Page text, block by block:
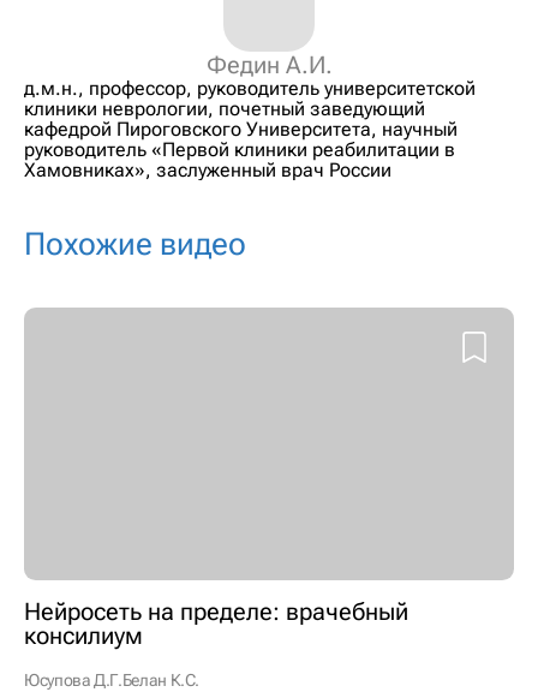
Федин А.И.
д.м.н., профессор, руководитель университетской
клиники неврологии, почетный заведующий
кафедрой Пироговского Университета, научный
руководитель «Первой клиники реабилитации в
Хамовниках», заслуженный врач России
Похожие видео
Нейросеть на пределе: врачебный
консилиум
Юсупова Д.Г.Белан К.С.